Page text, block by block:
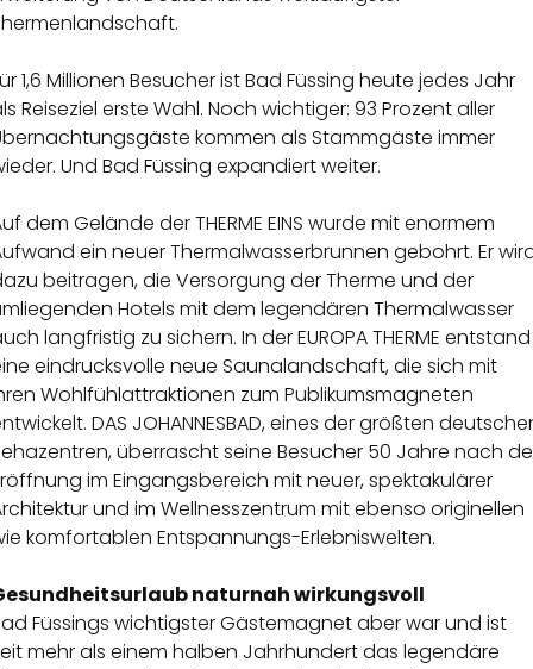
1,6 Millionen Besucher ist Bad Füssing heute jedes Jahr
Reiseziel erste Wahl. Noch wichtiger: 93 Prozent aller
kommen als Stammgäste immer
Und Bad Füssing expandiert weiter.
dem Gelände der THERME EINS wurde mit enormem
ein neuer Thermalwasserbrunnen gebohrt. Er
beitragen, die Versorgung der Therme und der
Hotels mit dem legendären Thermalwasser
langfristig zu sichern. In der EUROPA THERME entstand
eindrucksvolle neue Saunalandschaft, die sich mit
Wohlfühlattraktionen zum Publikumsmagneten
DAS JOHANNESBAD, eines der größten
überrascht seine Besucher 50 Jahre nach
im Eingangsbereich mit neuer, spektakulärer
und im Wellnesszentrum mit ebenso originellen
komfortablen Entspannungs-Erlebniswelten.
naturnah wirkungsvoll
Füssings wichtigster Gästemagnet aber war und ist
mehr als einem halben Jahrhundert das legendäre